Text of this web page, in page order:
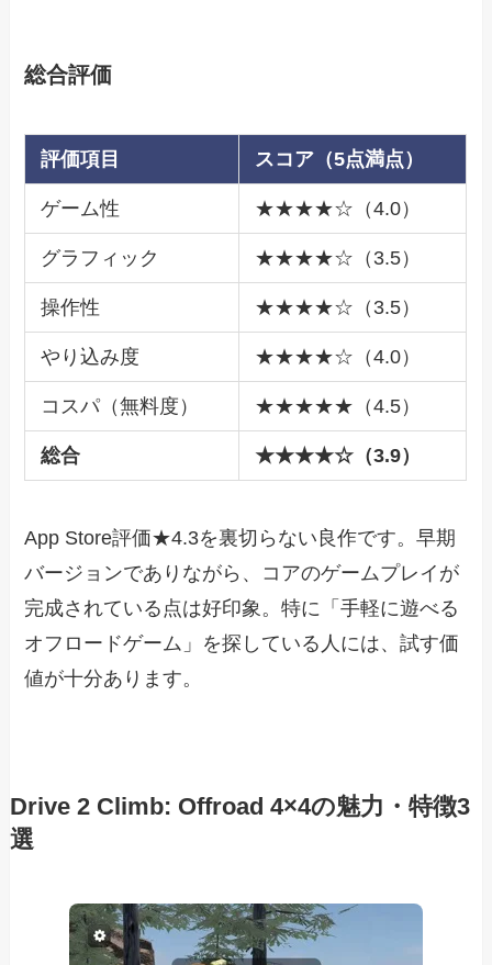
総合評価
評価項目 スコア（5点満点）
ゲーム性 ★★★★☆（4.0）
グラフィック ★★★★☆（3.5）
操作性 ★★★★☆（3.5）
やり込み度 ★★★★☆（4.0）
コスパ（無料度） ★★★★★（4.5）
総合 ★★★★☆（3.9）
App Store評価★4.3を裏切らない良作です。早期
バージョンでありながら、コアのゲームプレイが
完成されている点は好印象。特に「手軽に遊べる
オフロードゲーム」を探している人には、試す価
値が十分あります。
Drive 2 Climb: Offroad 4×4の魅力・特徴3
選